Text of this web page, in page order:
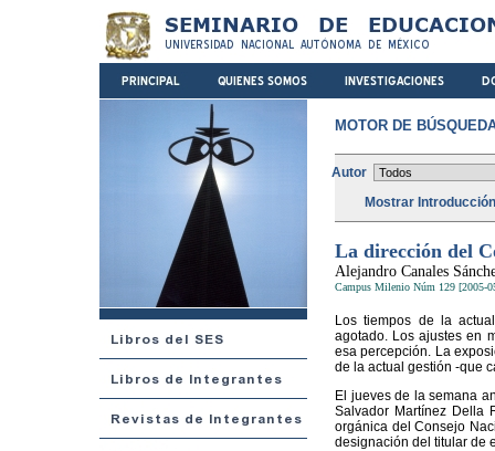
MOTOR DE
Autor
Mostrar
La dirección del
Alejandro Canales
Campus Milenio Núm 129 [2005-
Los tiempos de la
agotado. Los ajustes en
esa percepción. La
de la actual gestión -que
El jueves de la semana
Salvador Martínez Della
orgánica del Consejo
designación del titular de